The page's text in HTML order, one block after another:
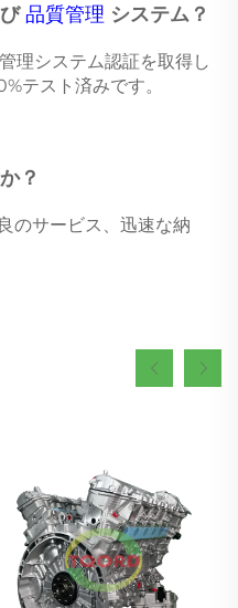
品質管理 システム？
理システム認証を取得し
テスト済みです。
？
のサービス、迅速な納